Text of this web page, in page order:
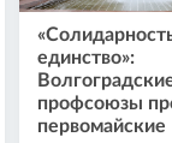
единство»:
профсоюзы
первомайские